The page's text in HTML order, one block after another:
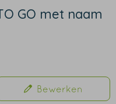
GO met naam
Bewerken